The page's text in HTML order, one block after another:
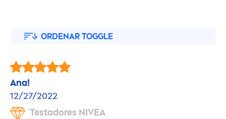
ORDENAR TOGGLE
Ana!
12/27/2022
Testadores NIVEA